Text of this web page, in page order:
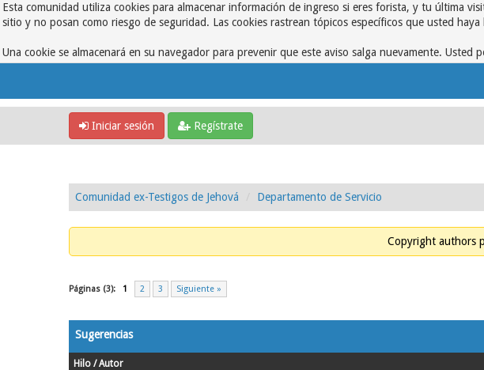
Esta comunidad utiliza cookies para almacenar información de ingreso si eres forista, y tu última
sitio y no posan como riesgo de seguridad. Las cookies rastrean tópicos específicos que usted
Una cookie se almacenará en su navegador para prevenir que este aviso salga nuevamente. Usted
Iniciar sesión Regístrate
Comunidad ex-Testigos de Jehová Departamento de Servicio
Copyright authors
Páginas (3): 1 2 3 Siguiente »
Sugerencias
Hilo /Autor